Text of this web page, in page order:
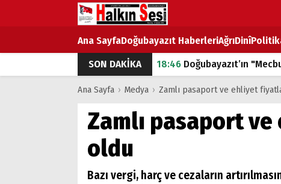
Ana SayfaDoğubayazıt HaberleriAğrıDinî
SON DAKİKA
18:46 Doğubayazıt’ın
07:53 Doğubayazıt’ta Ekmek
Doğubayazıt'ta
07:00DEVLET ve HÜKÜMET
Ana Sayfa › Medya › Zamlı pasaport ve ehliyet
Zamlı pasaport
oldu
Bazı vergi, harç ve cezaların